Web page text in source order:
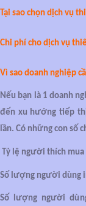
Tại sao chọn dịch vụ
Chi phí cho dịch vụ
Vì sao doanh nghiệp
Nếu bạn là 1 doanh
đến xu hướng tiếp
lần. Có những con số
Tỷ lệ người thích
Số lượng người dùng
Số lượng người